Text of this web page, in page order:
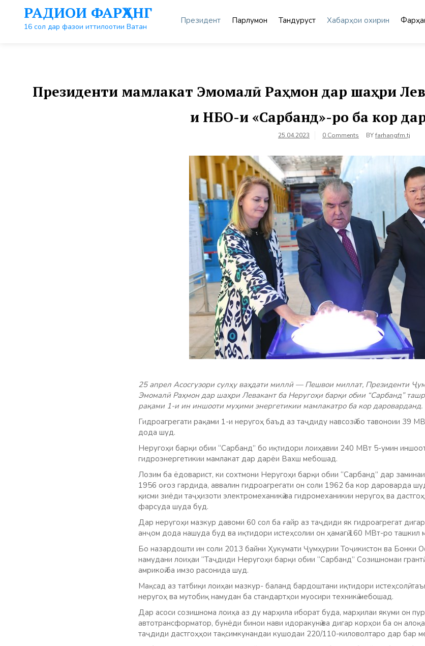
контенту
РАДИОИ ФАРҲАНГ
16 сол дар фазои иттилоотии Ватан
Президент Парлумон Тандурустӣ Хабарҳои охирин
Президенти мамлакат Эмомалӣ Раҳмон дар шаҳри
и НБО-и «Сарбанд»-ро ба кор
25.04.2023 0 Comments BYfarhangfm.tj
25 апрел Асосгузори сулҳу ваҳдати миллӣ — Пешвои миллат, Президенти
Эмомалӣ Раҳмон дар шаҳри Левакант ба Неругоҳи барқи обии “Сарбанд”
рақами 1-и ин иншооти муҳими энергетикии мамлакатро ба кор дароварданд.
Гидроагрегати рақами 1-и неругоҳ баъд аз таҷдиду навсозӣ бо тавоноии 39
дода шуд.
Неругоҳи барқи обии “Сарбанд” бо иқтидори лоиҳавии 240 МВт 5-умин
гидроэнергетикии мамлакат дар дарёи Вахш мебошад.
Лозим ба ёдоварист, ки сохтмони Неругоҳи барқи обии “Сарбанд” дар
1956 оғоз гардида, аввалин гидроагрегати он соли 1962 ба кор дароварда
қисми зиёди таҷҳизоти электромеханикӣ ва гидромеханикии неругоҳ ва
фарсуда шуда буд.
Дар неругоҳи мазкур давоми 60 сол ба ғайр аз таҷдиди як гидроагрегат
анҷом дода нашуда буд ва иқтидори истеҳсолии он ҳамагӣ 160 МВт-ро ташкил
Бо назардошти ин соли 2013 байни Ҳукумати Ҷумҳурии Тоҷикистон ва Бонки
намудани лоиҳаи “Таҷдиди Неругоҳи барқи обии “Сарбанд” Созишномаи
амрикоӣ ба имзо расонида шуд.
Мақсад аз татбиқи лоиҳаи мазкур- баланд бардоштани иқтидори истеҳсолӣ,
неругоҳ ва мутобиқ намудан ба стандартҳои муосири техникӣ мебошад.
Дар асоси созишнома лоиҳа аз ду марҳила иборат буда, марҳилаи якуми он
автотрансформатор, бунёди бинои нави идоракунӣ ва дигар корҳои ба он
таҷдиди дастгоҳҳои тақсимкунандаи кушодаи 220/110-киловолтаро дар бар